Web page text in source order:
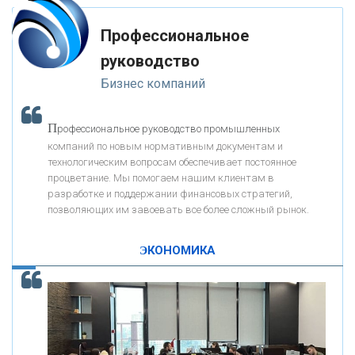
«РОСЕВРОБАНК»
«ПРЕСС-СЛУЖБА ВТБ24»
«АВТОГРАДБАНК»
«ПРОМРЕГИОНБАНК»
ОНАС
Как Система быстрых платежей за пять лет
изменила финансовый рынок - «Интервью»
мимо ушей. Он никогда не бывает полезен никому, кроме того, кто его
-- Люблю давать советы и очень не люблю, когда их дают мне.
Профессиональное
руководство
Бизнес компаний
Профессиональное руководство промышленных
компаний по новым нормативным документам и
технологическим вопросам обеспечивает постоянное
процветание. Мы помогаем нашим клиентам в
разработке и поддержании финансовых стратегий,
позволяющих им завоевать все более сложный рынок.
ЭКОНОМИКА